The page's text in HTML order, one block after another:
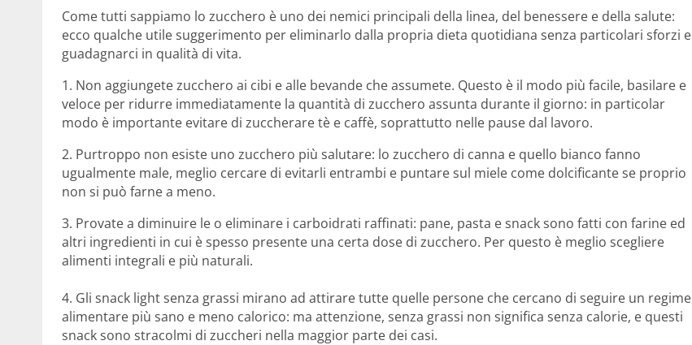
Come tutti sappiamo lo zucchero è uno dei nemici principali della linea, del benessere e della salute:
ecco qualche utile suggerimento per eliminarlo dalla propria dieta quotidiana senza particolari sforzi e
guadagnarci in qualità di vita.
1. Non aggiungete zucchero ai cibi e alle bevande che assumete. Questo è il modo più facile, basilare e
veloce per ridurre immediatamente la quantità di zucchero assunta durante il giorno: in particolar
modo è importante evitare di zuccherare tè e caffè, soprattutto nelle pause dal lavoro.
2. Purtroppo non esiste uno zucchero più salutare: lo zucchero di canna e quello bianco fanno
ugualmente male, meglio cercare di evitarli entrambi e puntare sul miele come dolcificante se proprio
non si può farne a meno.
3. Provate a diminuire le o eliminare i carboidrati raffinati: pane, pasta e snack sono fatti con farine ed
altri ingredienti in cui è spesso presente una certa dose di zucchero. Per questo è meglio scegliere
alimenti integrali e più naturali.
4. Gli snack light senza grassi mirano ad attirare tutte quelle persone che cercano di seguire un regime
alimentare più sano e meno calorico: ma attenzione, senza grassi non significa senza calorie, e questi
snack sono stracolmi di zuccheri nella maggior parte dei casi.